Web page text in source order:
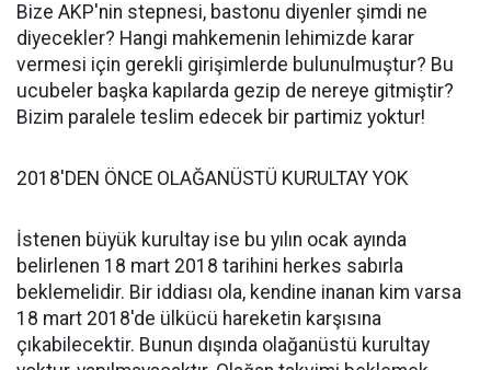
Bize AKP'nin stepnesi, bastonu diyenler şimdi ne
diyecekler? Hangi mahkemenin lehimizde karar
vermesi için gerekli girişimlerde bulunulmuştur? Bu
ucubeler başka kapılarda gezip de nereye gitmiştir?
Bizim paralele teslim edecek bir partimiz yoktur!
2018'DEN ÖNCE OLAĞANÜSTÜ KURULTAY YOK
İstenen büyük kurultay ise bu yılın ocak ayında
belirlenen 18 mart 2018 tarihini herkes sabırla
beklemelidir. Bir iddiası ola, kendine inanan kim varsa
18 mart 2018'de ülkücü hareketin karşısına
çıkabilecektir. Bunun dışında olağanüstü kurultay